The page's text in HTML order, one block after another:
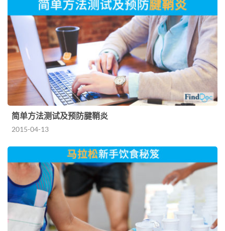
简单方法测试及预防腱鞘炎
2015-04-13